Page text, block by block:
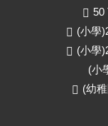
50
(小學
(小學
(小
(幼